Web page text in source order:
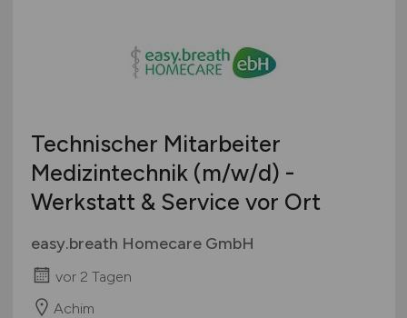
Technischer Mitarbeiter
Medizintechnik (m/w/d) -
Werkstatt & Service vor Ort
easy.breath Homecare GmbH
vor 2 Tagen
Achim